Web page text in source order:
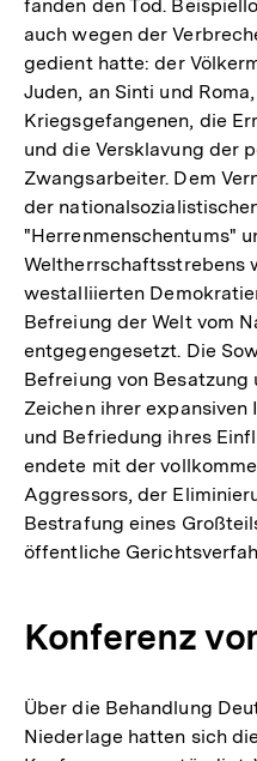
fanden den Tod.
auch wegen der
gedient hatte: der
Juden, an Sinti und
Kriegsgefangenen, die
und die Versklavung der
Zwangsarbeiter. Dem
der
"Herrenmenschentums"
Weltherrschaftsstrebens
westalliierten
Befreiung der Welt vom
entgegengesetzt. Die
Befreiung von Besatzung
Zeichen ihrer
und Befriedung ihres
endete mit der
Aggressors, der
Bestrafung eines
öffentliche
Konferenz
Über die Behandlung
Niederlage hatten sich